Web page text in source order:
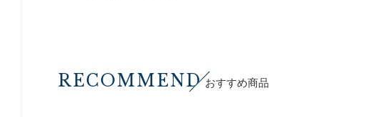
RECOMMEND おすすめ商品